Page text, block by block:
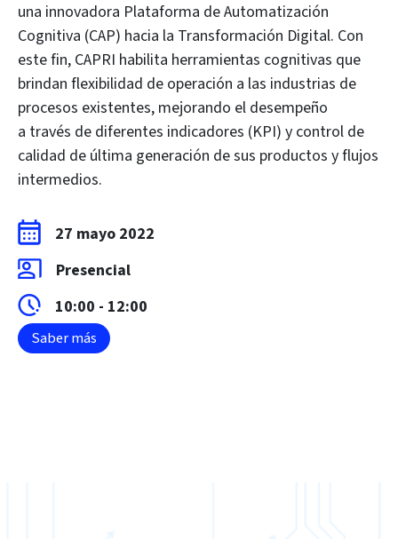
una innovadora Plataforma de Automatización
Cognitiva (CAP) hacia la Transformación Digital. Con
este fin, CAPRI habilita herramientas cognitivas que
brindan flexibilidad de operación a las industrias de
procesos existentes, mejorando el desempeño
a través de diferentes indicadores (KPI) y control de
calidad de última generación de sus productos y flujos
intermedios.
27 mayo 2022
Presencial
10:00 - 12:00
Saber más